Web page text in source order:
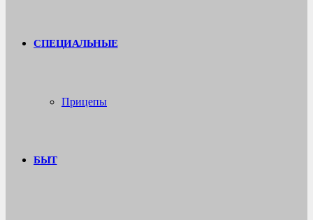
СПЕЦИАЛЬНЫЕ
Прицепы
БЫТ